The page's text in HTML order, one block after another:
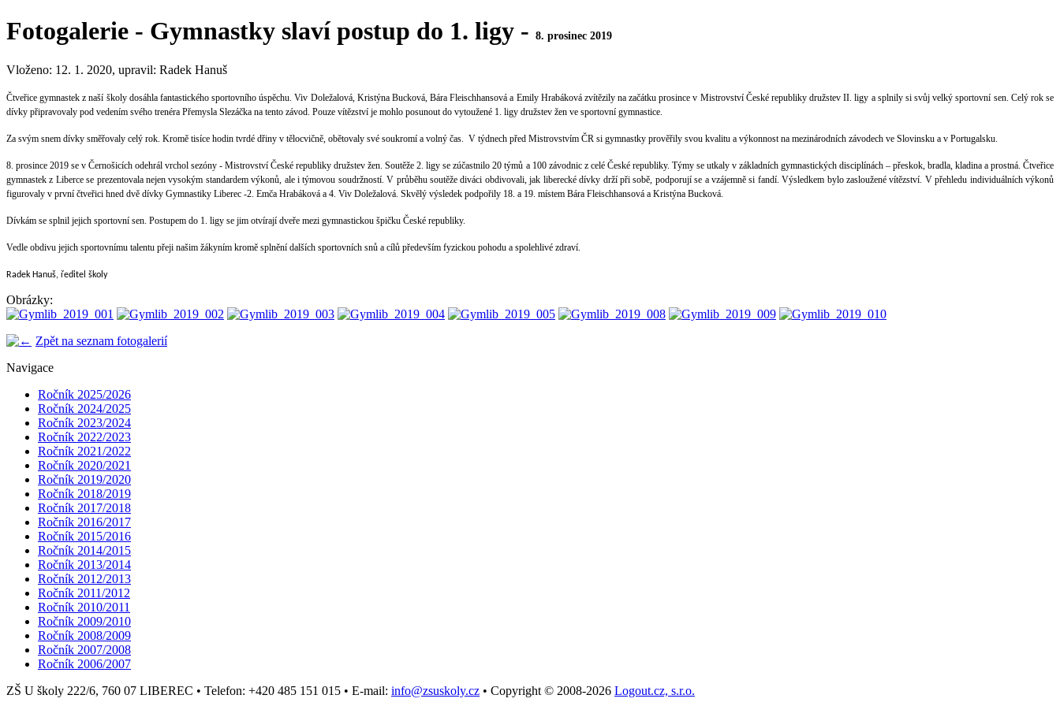
Fotogalerie - Gymnastky slaví postup do 1. ligy - 8. prosinec 2019
Vloženo: 12. 1. 2020, upravil: Radek Hanuš
Čtveřice gymnastek z naší školy dosáhla fantastického sportovního úspěchu. Viv Doležalová, Kristýna Bucková, Bára Fleischhansová a Emily Hrabáková zvítězily na začátku prosince v Mistrovství České republiky družstev II. ligy a splnily si svůj velký sportovní sen. Celý rok se
dívky připravovaly pod vedením svého trenéra Přemysla Slezáčka na tento závod. Pouze vítězství je mohlo posunout do vytoužené 1. ligy družstev žen ve sportovní gymnastice.
Za svým snem dívky směřovaly celý rok. Kromě tisíce hodin tvrdé dřiny v tělocvičně, obětovaly své soukromí a volný čas. V týdnech před Mistrovstvím ČR si gymnastky prověřily svou kvalitu a výkonnost na mezinárodních závodech ve Slovinsku a v Portugalsku.
8. prosince 2019 se v Černošicích odehrál vrchol sezóny - Mistrovství České republiky družstev žen. Soutěže 2. ligy se zúčastnilo 20 týmů a 100 závodnic z celé České republiky. Týmy se utkaly v základních gymnastických disciplínách – přeskok, bradla, kladina a prostná. Čtveřice
gymnastek z Liberce se prezentovala nejen vysokým standardem výkonů, ale i týmovou soudržností. V průběhu soutěže diváci obdivovali, jak liberecké dívky drží při sobě, podporují se a vzájemně si fandí. Výsledkem bylo zasloužené vítězství. V přehledu individuálních výkonů
figurovaly v první čtveřici hned dvě dívky Gymnastiky Liberec -2. Emča Hrabáková a 4. Viv Doležalová. Skvělý výsledek podpořily 18. a 19. místem Bára Fleischhansová a Kristýna Bucková.
Dívkám se splnil jejich sportovní sen. Postupem do 1. ligy se jim otvírají dveře mezi gymnastickou špičku České republiky.
Vedle obdivu jejich sportovnímu talentu přeji našim žákyním kromě splnění dalších sportovních snů a cílů především fyzickou pohodu a spolehlivé zdraví.
Radek Hanuš, ředitel školy
Obrázky:
Zpět na seznam fotogalerií
Navigace
Ročník 2025/2026
Ročník 2024/2025
Ročník 2023/2024
Ročník 2022/2023
Ročník 2021/2022
Ročník 2020/2021
Ročník 2019/2020
Ročník 2018/2019
Ročník 2017/2018
Ročník 2016/2017
Ročník 2015/2016
Ročník 2014/2015
Ročník 2013/2014
Ročník 2012/2013
Ročník 2011/2012
Ročník 2010/2011
Ročník 2009/2010
Ročník 2008/2009
Ročník 2007/2008
Ročník 2006/2007
ZŠ U školy 222/6, 760 07 LIBEREC • Telefon: +420 485 151 015 • E-mail: info@zsuskoly.cz • Copyright © 2008-2026 Logout.cz, s.r.o.